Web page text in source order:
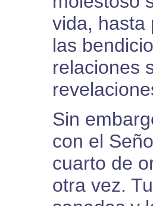
vida, hasta
las
relaciones
Sin
con el
cuarto de
otra vez.